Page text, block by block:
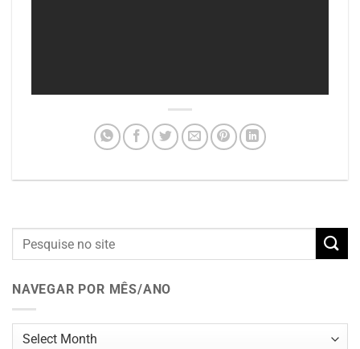
NAVEGAR POR MÊS/ANO
Navegar